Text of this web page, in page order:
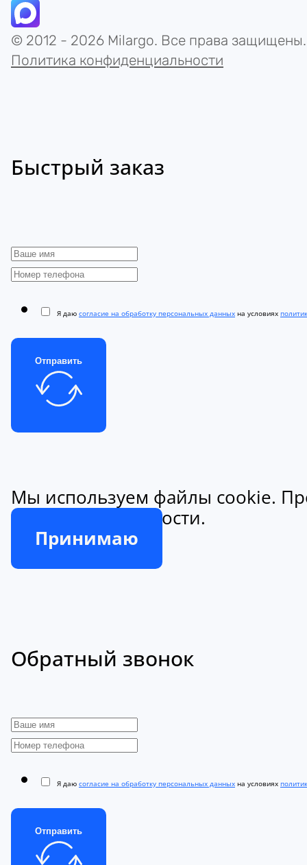
© 2012 - 2026 Milargo. Все права защищены.
Политика конфиденциальности
Быстрый заказ
Я даю согласие на обработку персональных данных на условиях
Отправить
Мы используем файлы cookie.
конфиденциальности.
Принимаю
Обратный звонок
Я даю согласие на обработку персональных данных на условиях
Отправить